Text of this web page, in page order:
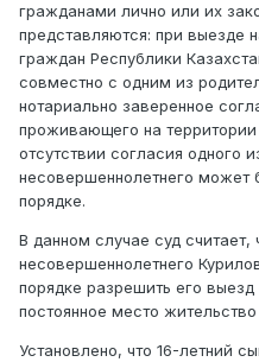
гражданами лично или их
представляются: при выезде
граждан Республики
совместно с одним из
нотариально заверенное
проживающего на
отсутствии согласия одного
несовершеннолетнего может
порядке.
В данном случае суд считает,
несовершеннолетнего
порядке разрешить его
постоянное место
Установлено, что 16-летний